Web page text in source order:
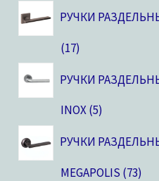
РУЧКИ
17
РУЧКИ
INOX 5
РУЧКИ
MEGAPOLIS 73